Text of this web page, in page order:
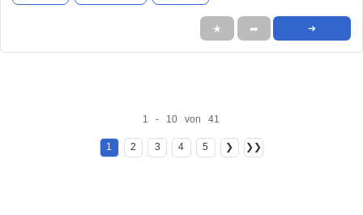
★ ➦ ➜
1 - 10 von 41
1 2 3 4 5 ❯ ❯❯